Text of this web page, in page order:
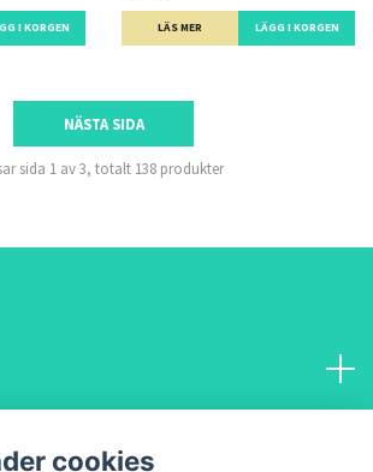
I KORGEN LÄS MER LÄGG I KORGEN
NÄSTA SIDA
sida 1 av 3, totalt 138 produkter
cookies